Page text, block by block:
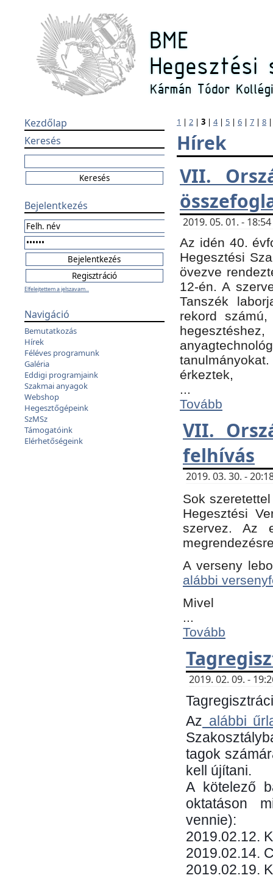
Kezdőlap
Keresés
Bejelentkezés
Elfelejtettem a jelszavam...
Navigáció
Bemutatkozás
Hírek
Féléves programunk
Galéria
Eddigi programjaink
Szakmai anyagok
Webshop
Hegesztőgépeink
SzMSz
Támogatóink
Elérhetőségeink
1 | 2 | 3 | 4| 5 | 6 | 7 | 8
Hírek
VII.
2019. 05. 01. -
Az idén 40.
Hegesztési
övezve
12-én. A
Tanszék
rekord
érkeztek,
...
Tovább
VII.
felhívás
2019. 03. 30. -
Sok
Hegesztési
szervez. Az
A verseny
alábbi
Mivel
...
Tovább
2019. 02. 09. -
Az alábbi
tagok
kell újítani.
​A kötelező
oktatáson
vennie):
​2019.02.12.
2019.02.14.
2019.02.19.